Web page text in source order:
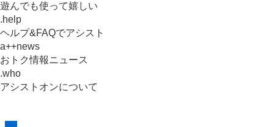
遊んでも使って嬉しい
.help
ヘルプ&FAQでアシスト
a++news
おトク情報ニュース
.who
アシストオンについて